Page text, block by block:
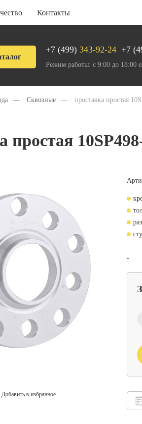
Контакты
+7 (499) 343-92-24 +7
Режим работы: с 9:00 до 18:00
— Сквозные — проставка простая
простая
Добавить в избранное
-